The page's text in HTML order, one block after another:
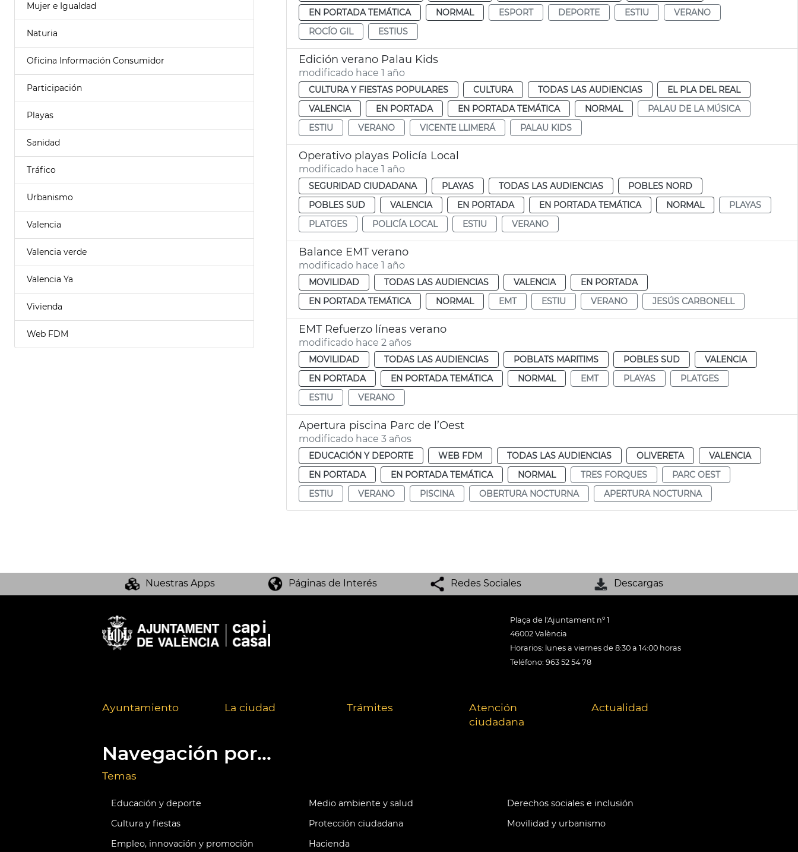
Mujer e Igualdad
Naturia
Oficina Información Consumidor
Participación
Playas
Sanidad
Tráfico
Urbanismo
Valencia
Valencia verde
Valencia Ya
Vivienda
Web FDM
EN PORTADA TEMÁTICA
NORMAL ESPORT DEPORTE ESTIU
VERANO
ROCÍO GIL
ESTIUS
Edición verano Palau Kids
modificado hace 1 año
CULTURA Y FIESTAS POPULARES CULTURA TODAS LAS AUDIENCIAS
EL PLA DEL REAL
VALENCIA
EN PORTADA EN PORTADA TEMÁTICA NORMAL
PALAU DE LA MÚSICA
ESTIU
VERANO VICENTE LLIMERÁ PALAU KIDS
Operativo playas Policía Local
modificado hace 1 año
SEGURIDAD CIUDADANA PLAYAS TODAS LAS AUDIENCIAS
POBLES NORD
POBLES SUD
VALENCIA EN PORTADA EN PORTADA TEMÁTICA NORMAL
PLAYAS
PLATGES
POLICÍA LOCAL ESTIU VERANO
Balance EMT verano
modificado hace 1 año
MOVILIDAD TODAS LAS AUDIENCIAS VALENCIA
EN PORTADA
EN PORTADA TEMÁTICA
NORMAL EMT ESTIU VERANO JESÚS CARBONELL
EMT Refuerzo líneas verano
modificado hace 2 años
MOVILIDAD TODAS LAS AUDIENCIAS POBLATS MARITIMS POBLES SUD
VALENCIA
EN PORTADA
EN PORTADA TEMÁTICA NORMAL EMT PLAYAS
PLATGES
ESTIU
VERANO
Apertura piscina Parc de l’Oest
modificado hace 3 años
EDUCACIÓN Y DEPORTE WEB FDM TODAS LAS AUDIENCIAS OLIVERETA
VALENCIA
EN PORTADA
EN PORTADA TEMÁTICA NORMAL TRES FORQUES
PARC OEST
ESTIU
VERANO PISCINA OBERTURA NOCTURNA APERTURA NOCTURNA
Nuestras Apps Páginas de Interés Redes Sociales Descargas
Plaça de l'Ajuntament nº 1
46002 València
Horarios: lunes a viernes de 8:30 a 14:00 horas
Teléfono: 963 52 54 78
Ayuntamiento La ciudad Trámites
Atención
ciudadana
Actualidad
Navegación por...
Temas
Educación y deporte Medio ambiente y salud
Derechos sociales e inclusión
Cultura y fiestas
Protección ciudadana
Movilidad y urbanismo
Empleo, innovación y promoción
Hacienda